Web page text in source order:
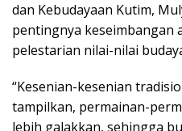
dan Kebudayaan Kutim,
pentingnya keseimbangan
pelestarian nilai-nilai
“Kesenian-kesenian
tampilkan, permainan-
lebih galakkan, sehingga